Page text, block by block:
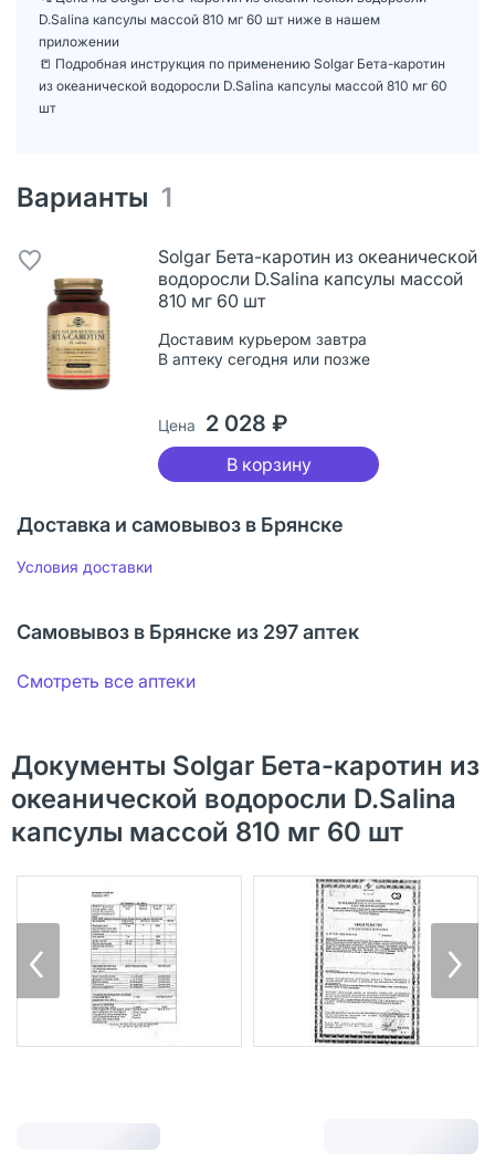
D.Salina капсулы массой 810 мг 60 шт ниже в нашем
приложении
📒 Подробная инструкция по применению Solgar Бета-каротин
из океанической водоросли D.Salina капсулы массой 810 мг 60
шт
Варианты 1
Solgar Бета-каротин из океанической
водоросли D.Salina капсулы массой
810 мг 60 шт
Доставим курьером завтра
В аптеку сегодня или позже
Цена 2 028 ₽
В корзину
Доставка и самовывоз в Брянске
Условия доставки
Самовывоз в Брянске из 297 аптек
Смотреть все аптеки
Документы Solgar Бета-каротин из
океанической водоросли D.Salina
капсулы массой 810 мг 60 шт